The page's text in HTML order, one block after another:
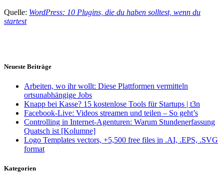
Quelle: WordPress: 10 Plugins, die du haben solltest, wenn du
startest
Neueste Beiträge
Arbeiten, wo ihr wollt: Diese Plattformen vermitteln
ortsunabhängige Jobs
Knapp bei Kasse? 15 kostenlose Tools für Startups | t3n
Facebook-Live: Videos streamen und teilen – So geht’s
Controlling in Internet-Agenturen: Warum Stundenerfassung
Quatsch ist [Kolumne]
Logo Templates vectors, +5,500 free files in .AI, .EPS, .SVG
format
Kategorien